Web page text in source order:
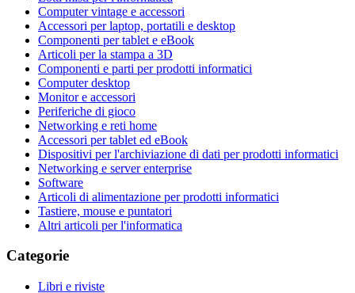
Computer vintage e accessori
Accessori per laptop, portatili e desktop
Componenti per tablet e eBook
Articoli per la stampa a 3D
Componenti e parti per prodotti informatici
Computer desktop
Monitor e accessori
Periferiche di gioco
Networking e reti home
Accessori per tablet ed eBook
Dispositivi per l'archiviazione di dati per prodotti informatici
Networking e server enterprise
Software
Articoli di alimentazione per prodotti informatici
Tastiere, mouse e puntatori
Altri articoli per l'informatica
Categorie
Libri e riviste